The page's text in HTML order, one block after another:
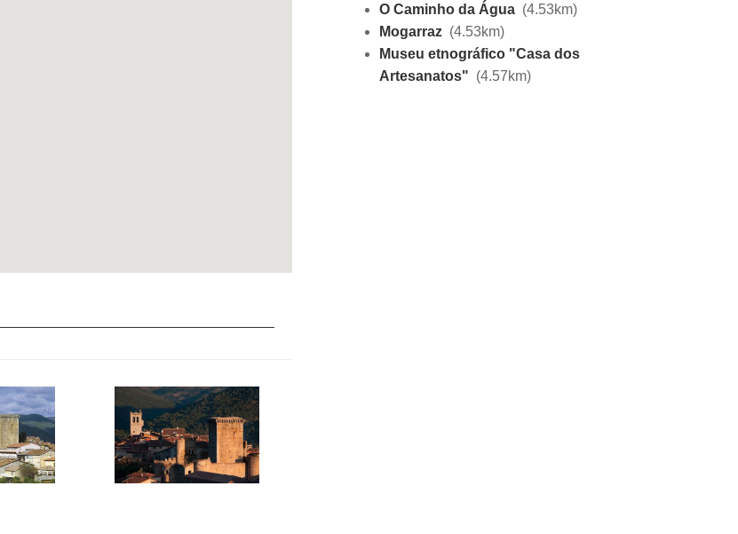
O Caminho da Água (4.53km)
Mogarraz (4.53km)
Museu etnográfico "Casa dos
Artesanatos" (4.57km)